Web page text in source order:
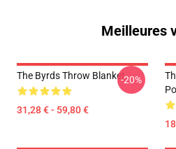
Meilleures
The Byrds Throw Blanket
31,28 € - 59,80 €
-20%